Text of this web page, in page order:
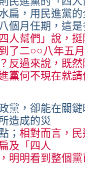
扁，用民進黨
個月任期，這
人幫們」說，
了二○○八年五
反過來說，既
黨何不現在就
黨，卻能在關
造成的災
； 相對而言，
及「四人
明明看到整個